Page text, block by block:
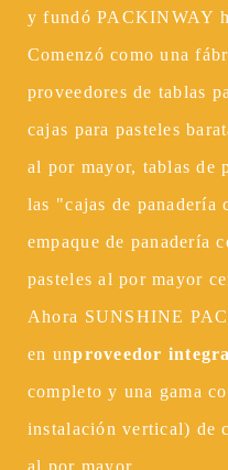
y fundó PACKINWAY
Comenzó como una
proveedores de tablas
cajas para pasteles
al por mayor, tablas de
las "cajas de panadería
empaque de panadería
pasteles al por mayor
Ahora SUNSHINE
en unproveedor
completo y una gama
instalación vertical) de
al por mayor.